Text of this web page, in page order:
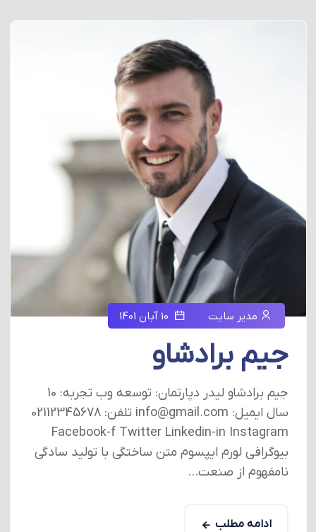
مدیر سایت
جیم برادشاو
جیم برادشاو لیدر دپارتمان: توسعه وب تجربه: 10
سال ایمیل: info@gmail.com تلفن: 02112345678
Facebook-f Twitter Linkedin-in Instagram
بیوگرافی لورم ایپسوم متن ساختگی با تولید سادگی
نامفهوم از صنعت...
ادامه مطلب